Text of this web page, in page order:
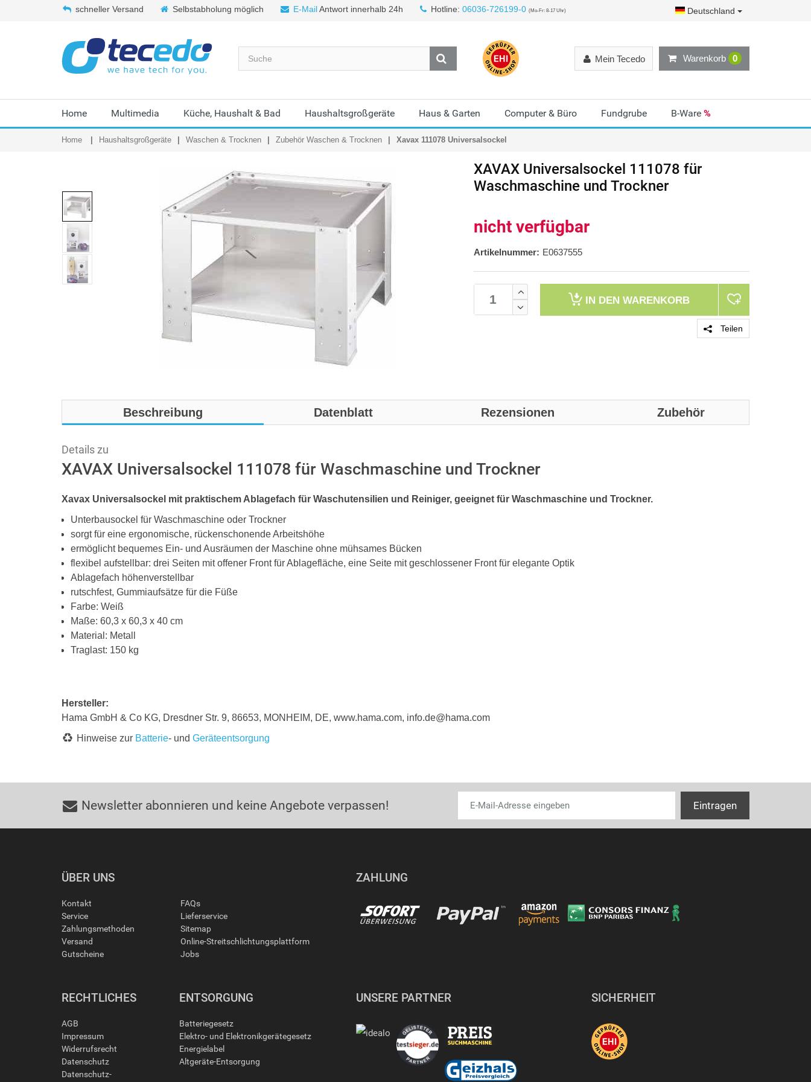
schneller Versand Selbstabholung möglich E-MailAntwort innerhalb 24h Hotline: 06036-726199-0 (Mo-Fr: 8-17 Uhr) Deutschland
Warenkorb 0
Mein Tecedo
Home Multimedia Küche, Haushalt & Bad Haushaltsgroßgeräte Haus & Garten Computer & Büro Fundgrube B-Ware %
Home Haushaltsgroßgeräte Waschen & Trocknen Zubehör Waschen & Trocknen Xavax 111078 Universalsockel
XAVAX Universalsockel 111078 für
Waschmaschine und Trockner
nicht verfügbar
Artikelnummer: E0637555
IN DEN WARENKORB
Teilen
Beschreibung Datenblatt Rezensionen Zubehör
Details zu
XAVAX Universalsockel 111078 für Waschmaschine und Trockner
Xavax Universalsockel mit praktischem Ablagefach für Waschutensilien und Reiniger, geeignet für Waschmaschine und Trockner.
Unterbausockel für Waschmaschine oder Trockner
sorgt für eine ergonomische, rückenschonende Arbeitshöhe
ermöglicht bequemes Ein- und Ausräumen der Maschine ohne mühsames Bücken
flexibel aufstellbar: drei Seiten mit offener Front für Ablagefläche, eine Seite mit geschlossener Front für elegante Optik
Ablagefach höhenverstellbar
rutschfest, Gummiaufsätze für die Füße
Farbe: Weiß
Maße: 60,3 x 60,3 x 40 cm
Material: Metall
Traglast: 150 kg
Hersteller:
Hama GmbH & Co KG, Dresdner Str. 9, 86653, MONHEIM, DE, www.hama.com, info.de@hama.com
Hinweise zur Batterie- und Geräteentsorgung
Newsletter abonnieren und keine Angebote verpassen!
ÜBER UNS
Kontakt
Service
Zahlungsmethoden
Versand
Gutscheine
FAQs
Lieferservice
Sitemap
Online-Streitschlichtungsplattform
Jobs
ZAHLUNG
RECHTLICHES
AGB
Impressum
Widerrufsrecht
Datenschutz
Datenschutz-
ENTSORGUNG
Batteriegesetz
Elektro- und Elektronikgerätegesetz
Energielabel
Altgeräte-Entsorgung
UNSERE PARTNER SICHERHEIT